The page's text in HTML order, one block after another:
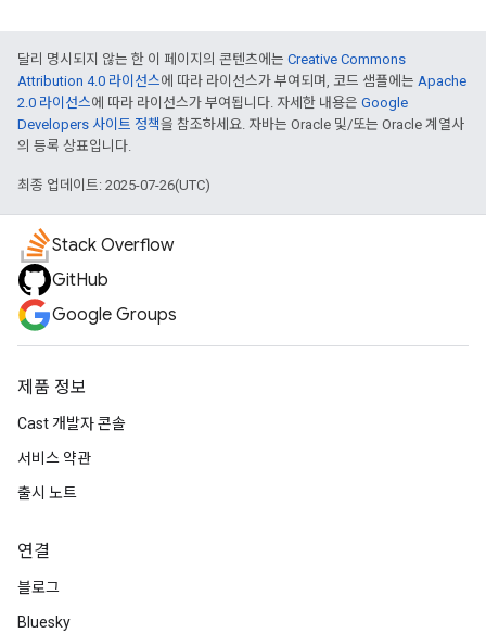
달리 명시되지 않는 한 이 페이지의 콘텐츠에는 Creative Commons
Attribution 4.0 라이선스에 따라 라이선스가 부여되며, 코드 샘플에는 Apache
2.0 라이선스에 따라 라이선스가 부여됩니다. 자세한 내용은 Google
Developers 사이트 정책을 참조하세요. 자바는 Oracle 및/또는 Oracle 계열사
의 등록 상표입니다.
최종 업데이트: 2025-07-26(UTC)
Stack Overflow
GitHub
Google Groups
제품 정보
Cast 개발자 콘솔
서비스 약관
출시 노트
연결
블로그
Bluesky